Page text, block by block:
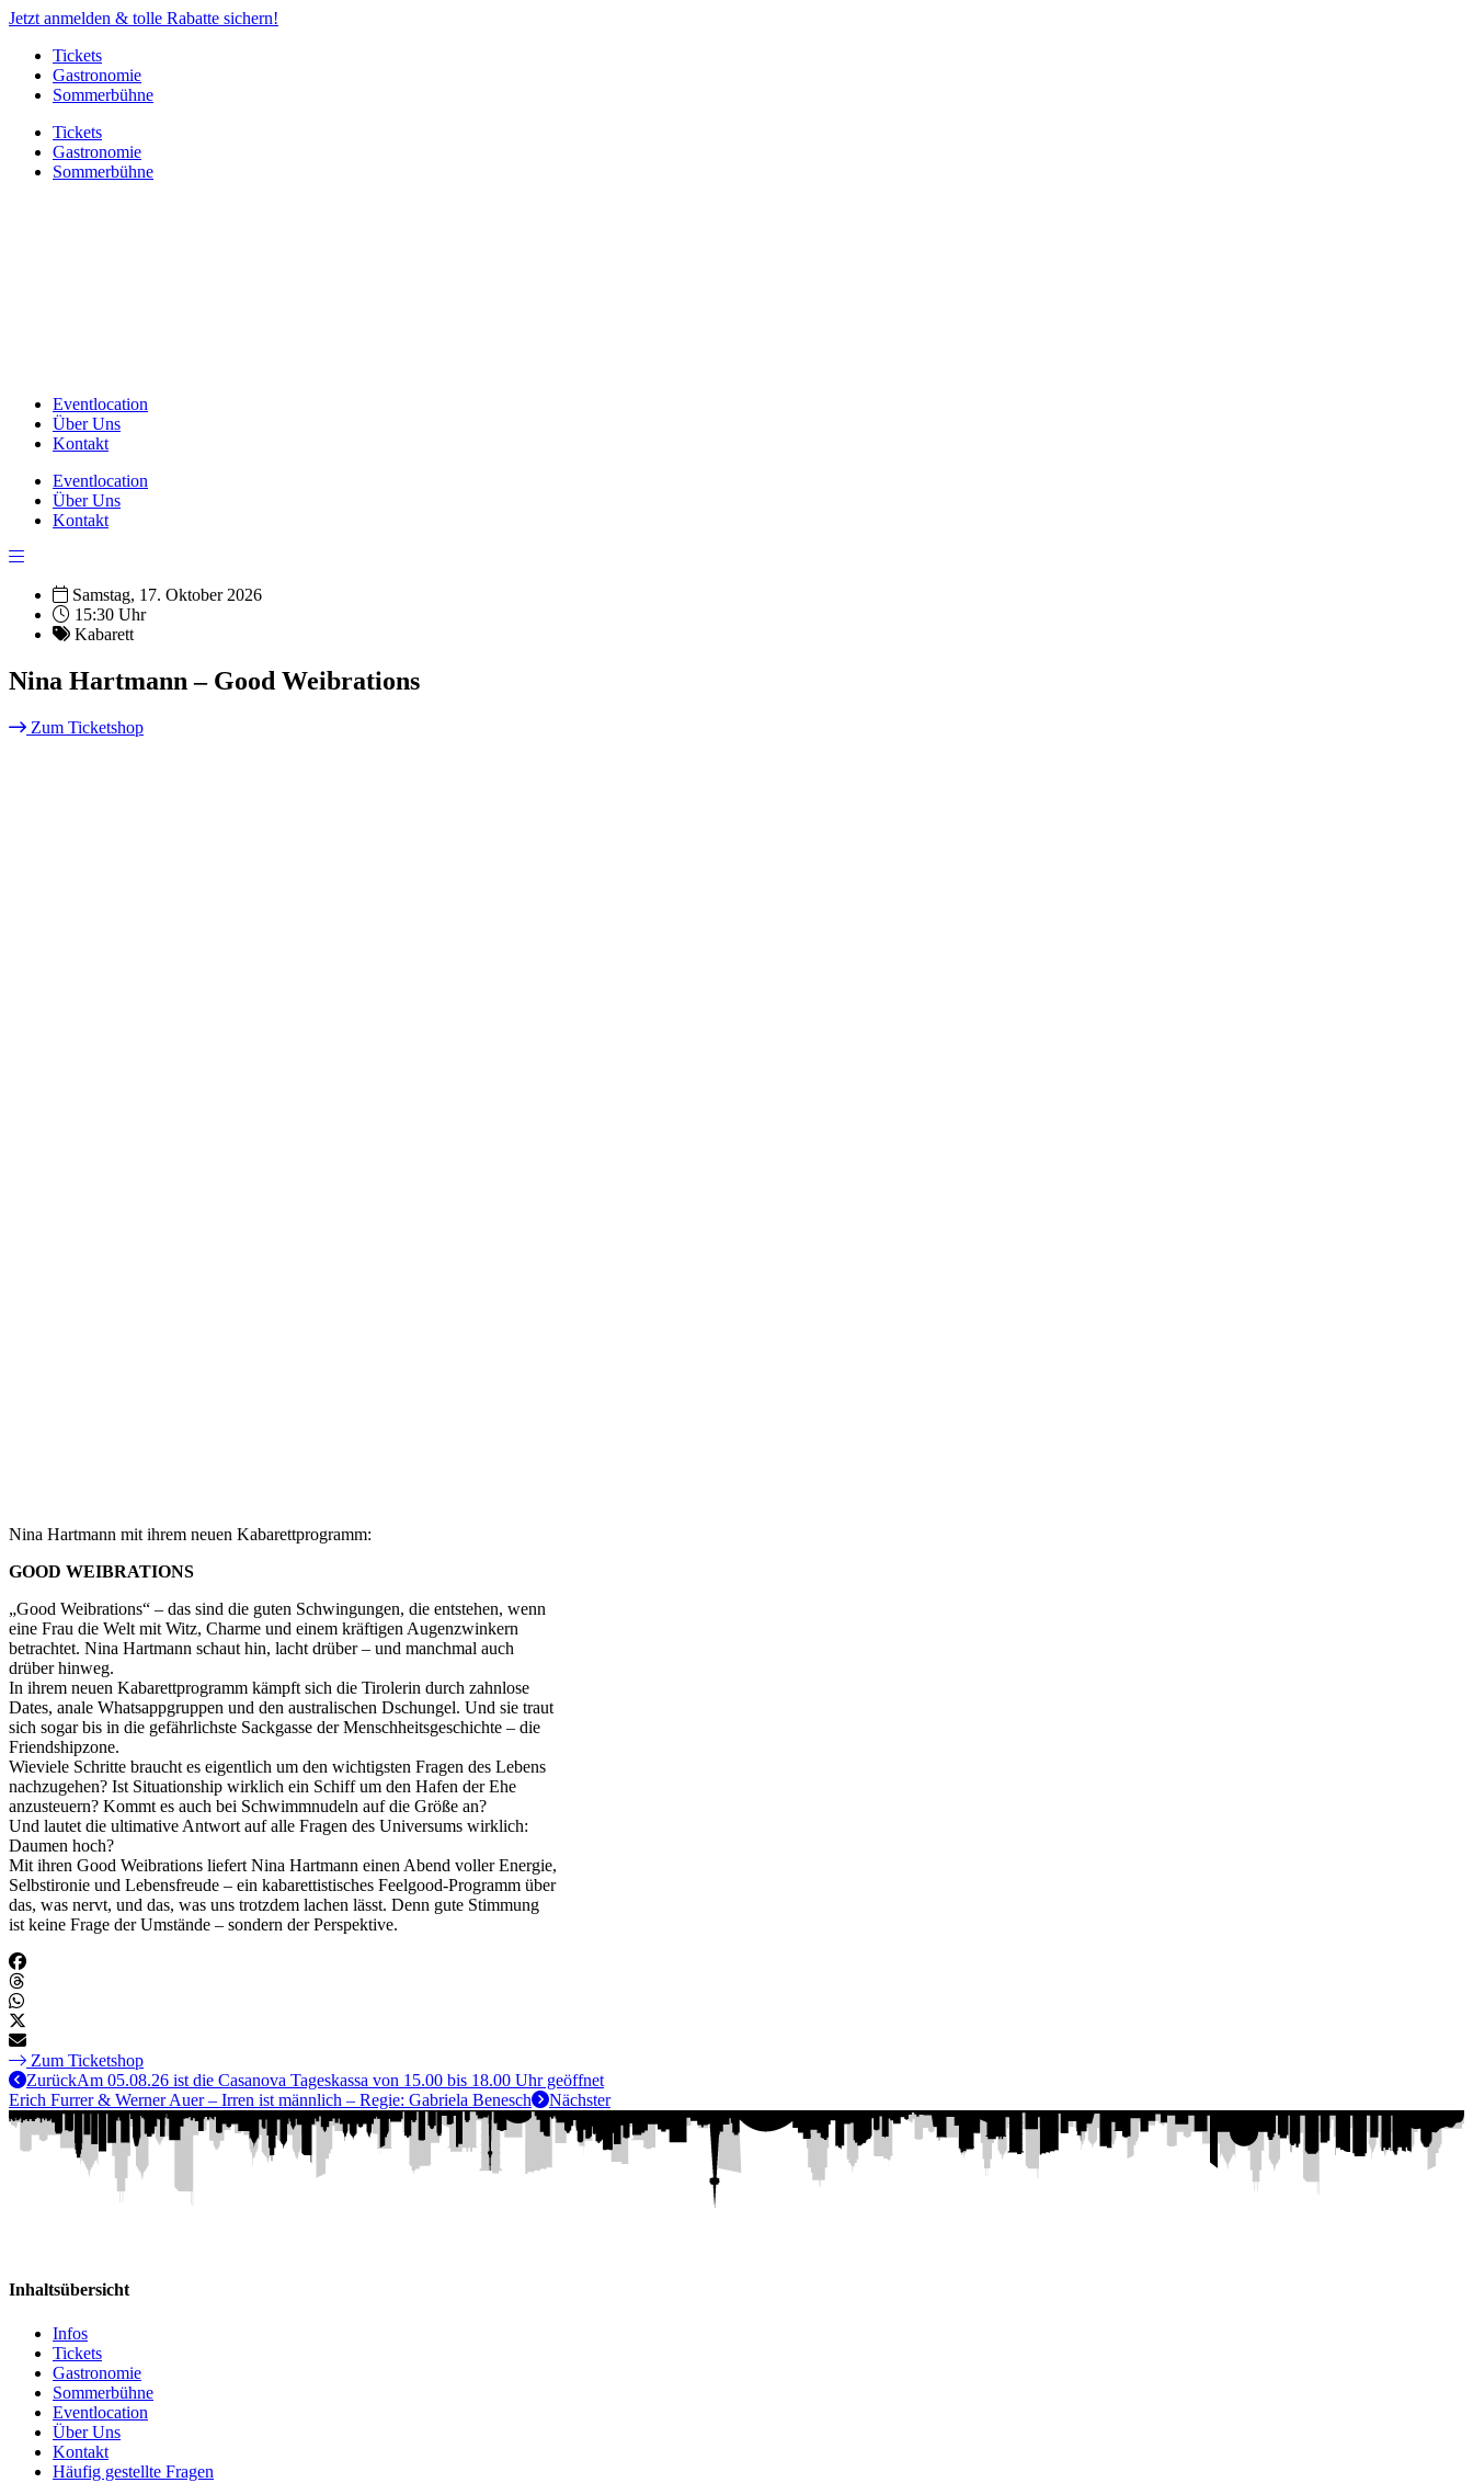
Jetzt anmelden & tolle Rabatte sichern!
Tickets
Gastronomie
Sommerbühne
Tickets
Gastronomie
Sommerbühne
Eventlocation
Über Uns
Kontakt
Eventlocation
Über Uns
Kontakt
Samstag, 17. Oktober 2026
15:30 Uhr
Kabarett
Nina Hartmann – Good Weibrations
Zum Ticketshop
Nina Hartmann mit ihrem neuen Kabarettprogramm:
GOOD WEIBRATIONS
„Good Weibrations“ – das sind die guten Schwingungen, die entstehen, wenn
eine Frau die Welt mit Witz, Charme und einem kräftigen Augenzwinkern
betrachtet. Nina Hartmann schaut hin, lacht drüber – und manchmal auch
drüber hinweg.
In ihrem neuen Kabarettprogramm kämpft sich die Tirolerin durch zahnlose
Dates, anale Whatsappgruppen und den australischen Dschungel. Und sie traut
sich sogar bis in die gefährlichste Sackgasse der Menschheitsgeschichte – die
Friendshipzone.
Wieviele Schritte braucht es eigentlich um den wichtigsten Fragen des Lebens
nachzugehen? Ist Situationship wirklich ein Schiff um den Hafen der Ehe
anzusteuern? Kommt es auch bei Schwimmnudeln auf die Größe an?
Und lautet die ultimative Antwort auf alle Fragen des Universums wirklich:
Daumen hoch?
Mit ihren Good Weibrations liefert Nina Hartmann einen Abend voller Energie,
Selbstironie und Lebensfreude – ein kabarettistisches Feelgood-Programm über
das, was nervt, und das, was uns trotzdem lachen lässt. Denn gute Stimmung
ist keine Frage der Umstände – sondern der Perspektive.
Zum Ticketshop
ZurückAm 05.08.26 ist die Casanova Tageskassa von 15.00 bis 18.00 Uhr geöffnet
Erich Furrer & Werner Auer – Irren ist männlich – Regie: Gabriela Benesch
Nächster
Inhaltsübersicht
Infos
Tickets
Gastronomie
Sommerbühne
Eventlocation
Über Uns
Kontakt
Häufig gestellte Fragen